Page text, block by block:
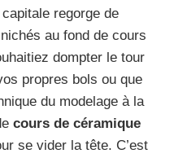
regorge de
au fond de cours
dompter le tour
propres bols ou que
du modelage à la
cours de céramique
se vider la tête. C’est